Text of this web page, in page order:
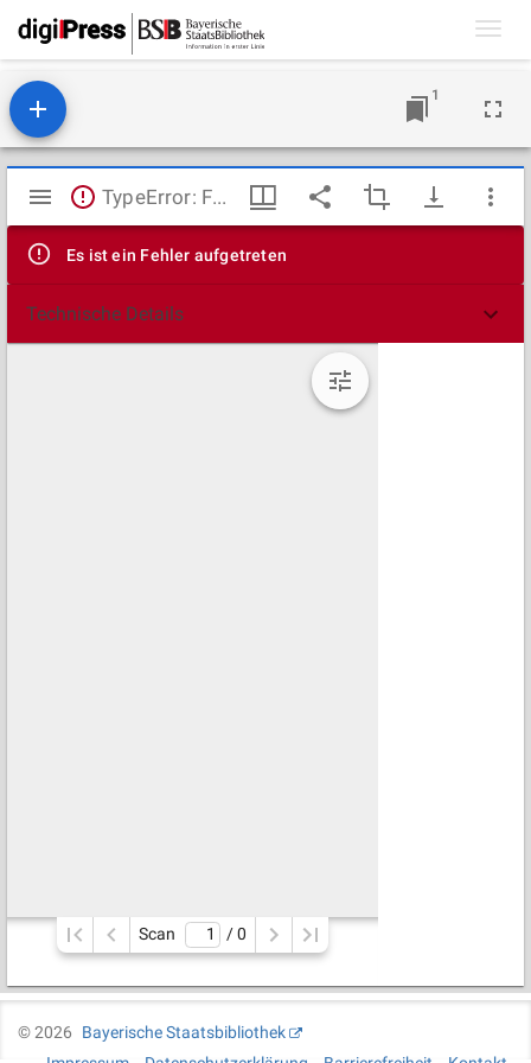
1
Mirador
Viewer
TypeError: Failed to fetch
Es ist ein Fehler aufgetreten
Technische Details
Scan / 0
©2026
Bayerische Staatsbibliothek